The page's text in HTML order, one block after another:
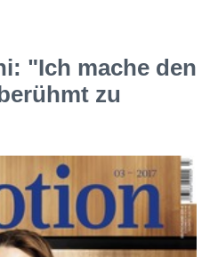
"Ich mache den
zu